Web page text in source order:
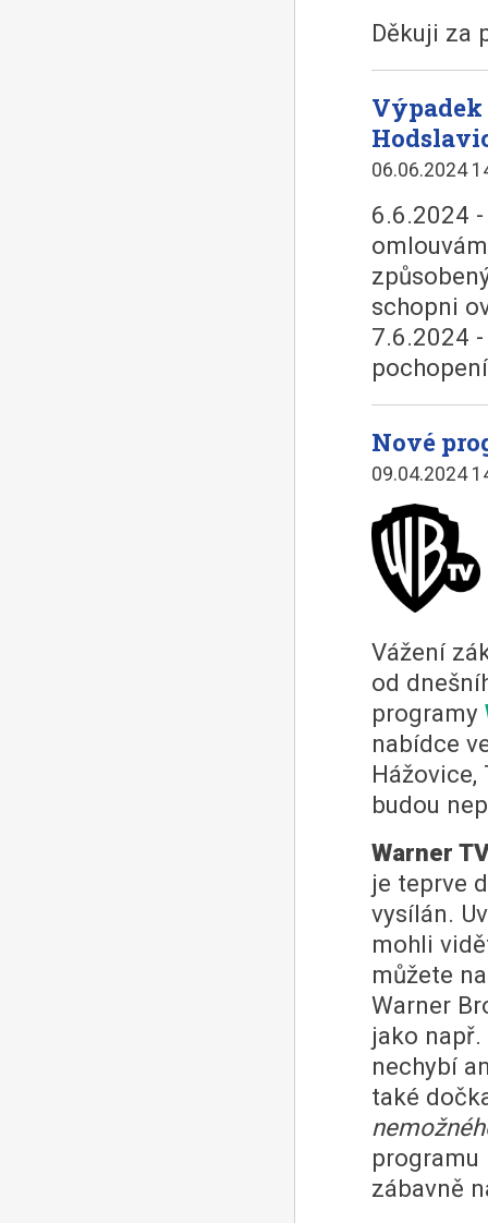
Děkuji za
Výpadek
06.06.2024
6.6.2024
schopni
7.6.2024
Nové
09.04.2024
Vážení
od
programy
nabídce
budou
Warner
je teprve
vysílán.
mohli
můžete
Warner
jako např.
nechybí
také
zábavně